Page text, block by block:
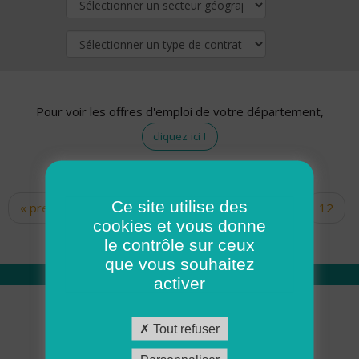
Pour voir les offres d'emploi de votre département,
cliquez ici !
Pages
« premier ‹ précédent … 10
12
14 15 16 17
Qui sommes nous
Académie ADMR
Ce site utilise des
cookies et vous donne
le contrôle sur ceux
que vous souhaitez
activer
Tout refuser